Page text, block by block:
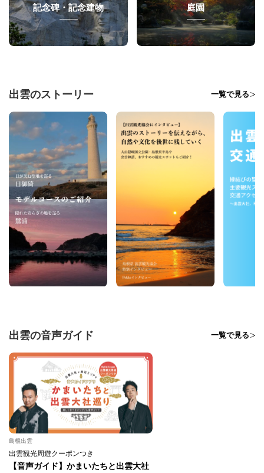
記念碑・記念建物 庭園
出雲のストーリー 一覧で見る
出雲の音声ガイド 一覧で見る
島根出雲
出雲観光周遊クーポンつき
【音声ガイド】かまいたちと出雲大社